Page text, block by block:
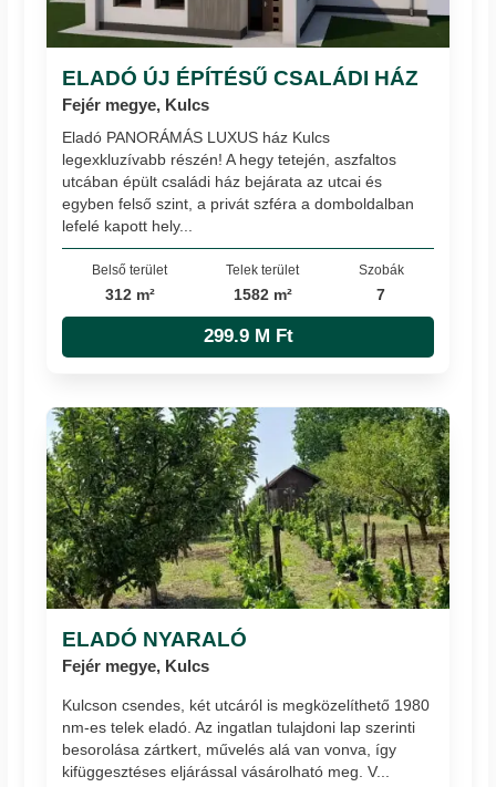
ELADÓ ÚJ ÉPÍTÉSŰ CSALÁDI HÁZ
Fejér megye, Kulcs
Eladó PANORÁMÁS LUXUS ház Kulcs
legexkluzívabb részén! A hegy tetején, aszfaltos
utcában épült családi ház bejárata az utcai és
egyben felső szint, a privát szféra a domboldalban
lefelé kapott hely...
Belső terület
312 m²
Telek terület
1582 m²
Szobák
7
299.9 M Ft
ELADÓ NYARALÓ
Fejér megye, Kulcs
Kulcson csendes, két utcáról is megközelíthető 1980
nm-es telek eladó. Az ingatlan tulajdoni lap szerinti
besorolása zártkert, művelés alá van vonva, így
kifüggesztéses eljárással vásárolható meg. V...